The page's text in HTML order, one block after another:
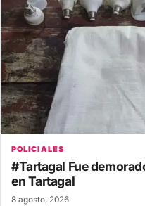
POLICIALES
#Tartagal Fue
en Tartagal
8 agosto, 2026